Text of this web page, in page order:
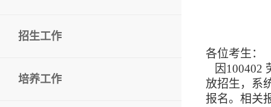
招生工作
培养工作
各位考生：
因 100402
放招生，系
报名。相关